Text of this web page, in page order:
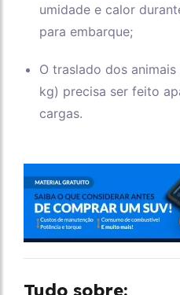
umidade e calor
para embarque;
O traslado dos
kg) precisa ser feito
cargas.
Tudo sobre: